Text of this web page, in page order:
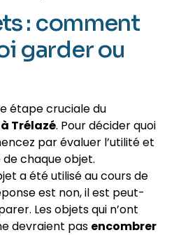
: comment
garder ou
étape cruciale du
Trélazé. Pour décider quoi
par évaluer l’utilité et
chaque objet.
a été utilisé au cours de
est non, il est peut-
Les objets qui n’ont
devraient pas encombrer